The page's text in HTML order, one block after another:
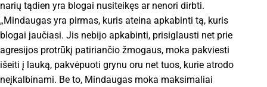
narių tądien yra blogai nusiteikęs ar nenori dirbti.
„Mindaugas yra pirmas, kuris ateina apkabinti tą, kuris
blogai jaučiasi. Jis nebijo apkabinti, prisiglausti net prie
agresijos protrūkį patiriančio žmogaus, moka pakviesti
išeiti į lauką, pakvėpuoti grynu oru net tuos, kurie atrodo
neįkalbinami. Be to, Mindaugas moka maksimaliai